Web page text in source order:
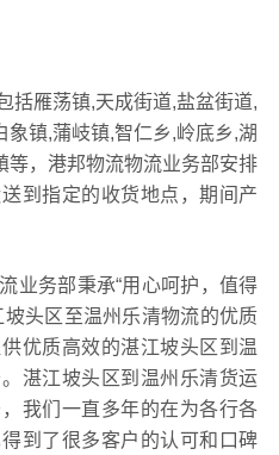
括雁荡镇,天成街道,盐盆街道,
镇,蒲岐镇,智仁乡,岭底乡,湖
等，港邦物流物流业务部安排
到指定的收货地点，期间产
业务部秉承“用心呵护，值得
头区至温州乐清物流的优质
优质高效的湛江坡头区到温
湛江坡头区到温州乐清货运
我们一直多年的在为各行各
到了很多客户的认可和口碑